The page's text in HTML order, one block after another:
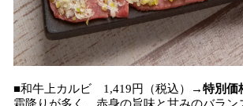
■和牛上カルビ 1,419円（税込）→特別価